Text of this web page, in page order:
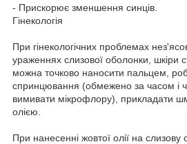
- Прискорює зменшення синців.
Гінекологія
При гінекологічних проблемах
ураженнях слизової оболонки, шкіри
можна точково наносити пальцем,
спринцювання (обмежено за часом і
вимивати мікрофлору), прикладати
олією.
При нанесенні жовтої олії на слизову